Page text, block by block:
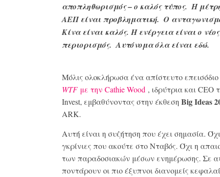
αποπληθωρισμός – ο καλός τύπος. Η
ΑΕΠ είναι προβληματική. Ο
Κίνα είναι καλός. Η ενέργεια είναι ο νέος
περιορισμός. Αυτόνομα όλα είναι εδώ.
Μόλις ολοκλήρωσα ένα απίστευτο
WTFμε την Cathie Wood , ιδρύτρια και CEO
Invest, εμβαθύνοντας στην έκθεση BigIdeas
ARK.
Αυτή είναι η συζήτηση που έχει σημασία.
γκρίνιες που ακούτε στο Νταβός. Όχι η
των παραδοσιακών μέσων ενημέρωσης. Σε
ποντάρουν οι πιο έξυπνοι διανομείς